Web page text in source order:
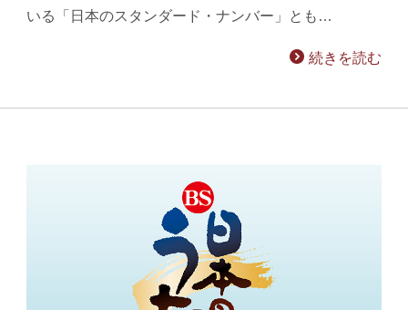
いる「日本のスタンダード・ナンバー」とも…
続きを読む